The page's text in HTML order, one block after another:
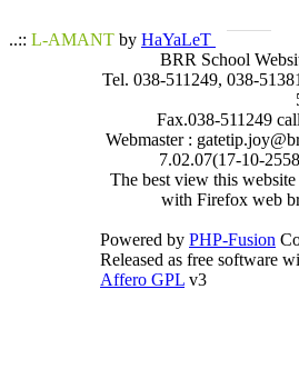
..:: L-AMANT by HaYaLeT
BRR School
Tel. 038-511249, 038-
Fax.038-511249
Webmaster :
7.02.07(17-10-
The best view this
with Firefox web
Powered by PHP-Fusion
Released as free software
Affero GPL v3